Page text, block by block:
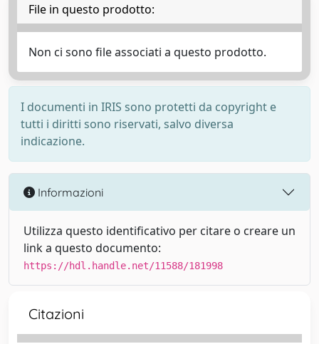
File in questo prodotto:
Non ci sono file associati a questo prodotto.
I documenti in IRIS sono protetti da copyright e
tutti i diritti sono riservati, salvo diversa
indicazione.
Informazioni
Utilizza questo identificativo per citare o creare un
link a questo documento:
https://hdl.handle.net/11588/181998
Citazioni